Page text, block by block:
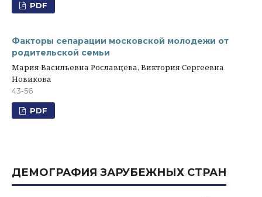
PDF
Факторы сепарации московской молодежи от
родительской семьи
Мария Васильевна Рославцева, Виктория Сергеевна
Новикова
43-56
PDF
ДЕМОГРАФИЯ ЗАРУБЕЖНЫХ СТРАН